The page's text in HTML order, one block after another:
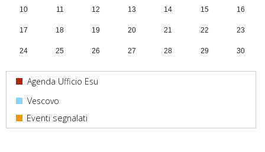
10 11 12 13 14 15 16
17 18 19 20 21 22 23
24 25 26 27 28 29 30
31 1 2 3 4 5 6
Agenda Ufficio Esu
Vescovo